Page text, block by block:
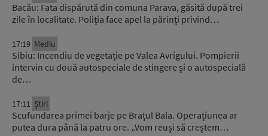
Bacău: Fata dispărută din comuna Parava, găsită după trei
zile în localitate. Poliția face apel la părinți privind…
17:19 Mediu
Sibiu: Incendiu de vegetație pe Valea Avrigului. Pompierii
intervin cu două autospeciale de stingere și o autospecială
de…
17:11 Știri
Scufundarea primei barje pe Brațul Bala. Operațiunea ar
putea dura până la patru ore. „Vom reuși să creștem…